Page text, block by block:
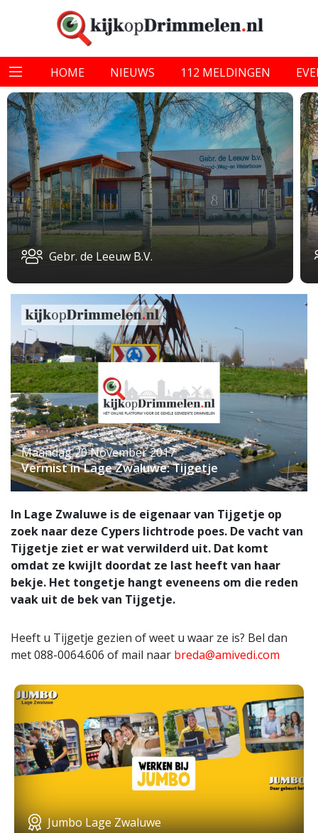
HOME NIEUWS 112 MELDINGEN
Gebr. de Leeuw B.V.
Maandag 20 November 2017
Vermist in Lage Zwaluwe: Tijgetje
In Lage Zwaluwe is de eigenaar van Tijgetje op
zoek naar deze Cypers lichtrode poes. De vacht van
Tijgetje ziet er wat verwilderd uit. Dat komt
omdat ze kwijlt doordat ze last heeft van haar
bekje. Het tongetje hangt eveneens om die reden
vaak uit de bek van Tijgetje.
Heeft u Tijgetje gezien of weet u waar ze is? Bel dan
met 088-0064.606 of mail naar breda@amivedi.com
Jumbo Lage Zwaluwe